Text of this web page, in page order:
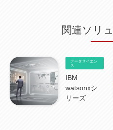
関連ソリ
データサイエン
ス
IBM
watsonxシ
リーズ